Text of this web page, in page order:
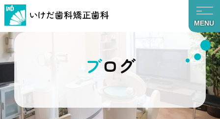
MENU
ブログ